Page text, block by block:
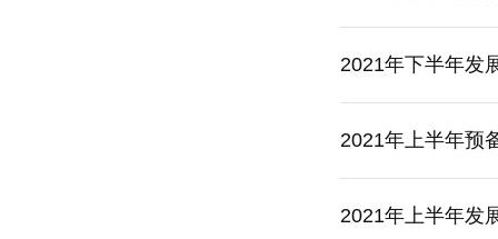
2021年下半年